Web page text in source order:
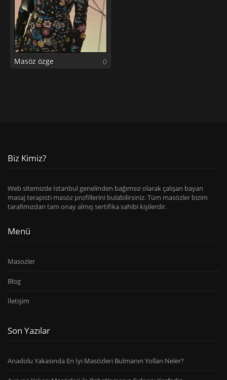
Masöz özge 0
Biz Kimiz?
Web sitemizde İstanbul genelinden bağımsız olarak çalışan bayan
masaj terapisti masöz profillerini bulabilirsiniz. Tüm masözler bizim
tarafımızdan tam onay almış sertifika sahibi kişilerdir.
Menü
Masozler
Blog
İletişim
Son Yazılar
Anadolu Yakasında En İyi Masözleri Bulmanın Yolları Neler?